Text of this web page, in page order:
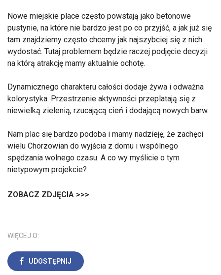
Nowe miejskie place często powstają jako betonowe
pustynie, na które nie bardzo jest po co przyjść, a jak już się
tam znajdziemy często chcemy jak najszybciej się z nich
wydostać. Tutaj problemem będzie raczej podjęcie decyzji
na którą atrakcję mamy aktualnie ochotę.
Dynamicznego charakteru całości dodaje żywa i odważna
kolorystyka. Przestrzenie aktywności przeplatają się z
niewielką zielenią, rzucającą cień i dodającą nowych barw.
Nam plac się bardzo podoba i mamy nadzieję, że zachęci
wielu Chorzowian do wyjścia z domu i wspólnego
spędzania wolnego czasu. A co wy myślicie o tym
nietypowym projekcie?
ZOBACZ ZDJĘCIA >>>
WIĘCEJ O:
UDOSTĘPNIJ